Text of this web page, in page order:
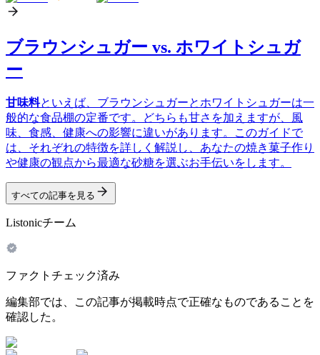
ブラウンシュガー vs. ホワイトシュガ
ー
甘味料といえば、ブラウンシュガーとホワイトシュガーは一
般的な食品棚の定番です。どちらも甘さを加えますが、風
味、食感、健康への影響に違いがあります。このガイドで
は、それぞれの特徴を詳しく解説し、あなたの焼き菓子作り
や健康の観点から最適な砂糖を選ぶお手伝いをします。
すべての記事を見る
Listonicチーム
ファクトチェック済み
編集部では、この記事が掲載時点で正確なものであることを
確認した。